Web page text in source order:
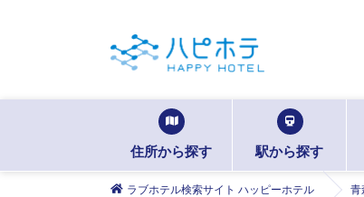
住所から探す 駅から探す
ラブホテル検索サイト ハッピーホテル 青